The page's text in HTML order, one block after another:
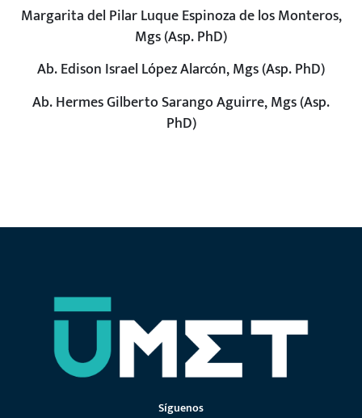
Margarita del Pilar Luque Espinoza de los Monteros,
Mgs (Asp. PhD)
Ab. Edison Israel López Alarcón, Mgs (Asp. PhD)
Ab. Hermes Gilberto Sarango Aguirre, Mgs (Asp.
PhD)
Síguenos